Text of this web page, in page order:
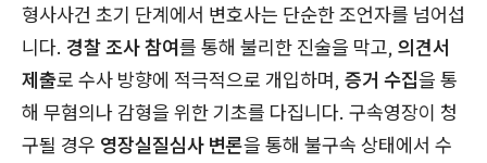
형사사건 초기 단계에서 변호사는 단순한 조언자를 넘어섭
니다. 경찰 조사 참여를 통해 불리한 진술을 막고, 의견서
제출로 수사 방향에 적극적으로 개입하며, 증거 수집을 통
해 무혐의나 감형을 위한 기초를 다집니다. 구속영장이 청
구될 경우 영장실질심사 변론을 통해 불구속 상태에서 수